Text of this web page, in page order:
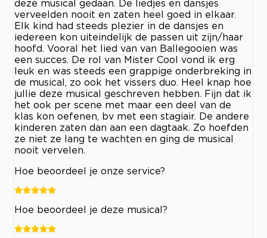
deze musical gedaan. De liedjes en dansjes
verveelden nooit en zaten heel goed in elkaar.
Elk kind had steeds plezier in de dansjes en
iedereen kon uiteindelijk de passen uit zijn/haar
hoofd. Vooral het lied van van Ballegooien was
een succes. De rol van Mister Cool vond ik erg
leuk en was steeds een grappige onderbreking in
de musical, zo ook het vissers duo. Heel knap hoe
jullie deze musical geschreven hebben. Fijn dat ik
het ook per scene met maar een deel van de
klas kon oefenen, bv met een stagiair. De andere
kinderen zaten dan aan een dagtaak. Zo hoefden
ze niet ze lang te wachten en ging de musical
nooit vervelen.
Hoe beoordeel je onze service?
Hoe beoordeel je deze musical?